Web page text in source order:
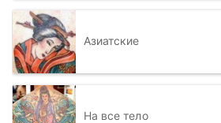
Азиатские
На все тело